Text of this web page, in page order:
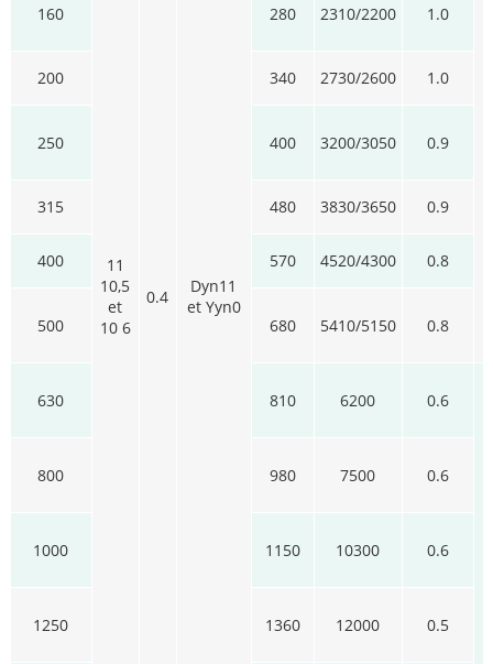
11
10,5
et
10 6
0.4
Dyn11
et Yyn0
160 280 2310/2200 1.0
200 340 2730/2600 1.0
250 400 3200/3050 0.9
315 480 3830/3650 0.9
400 570 4520/4300 0.8
500 680 5410/5150 0.8
630 810 6200 0.6
800 980 7500 0.6
1000 1150 10300 0.6
1250 1360 12000 0.5